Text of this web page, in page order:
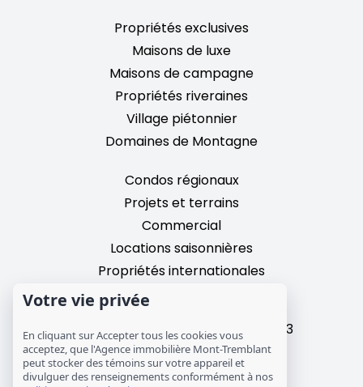
Propriétés exclusives
Maisons de luxe
Maisons de campagne
Propriétés riveraines
Village piétonnier
Domaines de Montagne
Condos régionaux
Projets et terrains
Commercial
Locations saisonnières
Propriétés internationales
2195, chemin du Village,
Mont-Tremblant, Quebec, J8E 3M3
T: 1 (819) 425-9324
info@mtre.ca
Votre vie privée
En cliquant sur Accepter tous les cookies vous
acceptez, que l'Agence immobilière Mont-Tremblant
peut stocker des témoins sur votre appareil et
divulguer des renseignements conformément à nos